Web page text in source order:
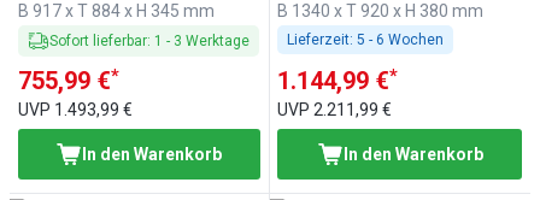
B 917 x T 884 x H 345 mm
Sofort lieferbar: 1 - 3 Werktage
755,99 €*
UVP 1.493,99 €
In den Warenkorb
B 1340 x T 920 x H 380 mm
Lieferzeit: 5 - 6 Wochen
1.144,99 €*
UVP2.211,99 €
In den Warenkorb